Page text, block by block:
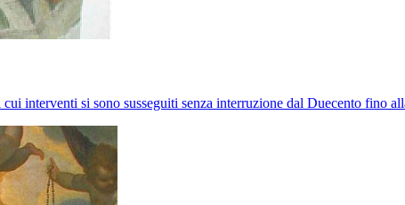
interventi si sono susseguiti senza interruzione dal Duecento fino